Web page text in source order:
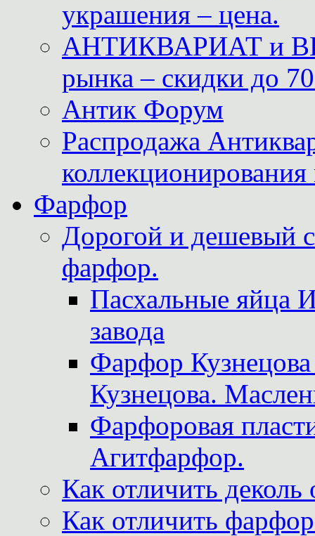
украшения – цена.
АНТИКВАРИАТ и
рынка – скидки до
Антик Форум
Распродажа
Фарфор
Дорогой и дешевый
фарфор.
Пасхальные яйца
завода
Фарфор
Кузнецова.
Фарфоровая
Агитфарфор.
Как отличить
Как отличить